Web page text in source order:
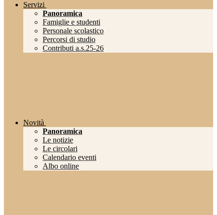
Servizi
Panoramica
Famiglie e studenti
Personale scolastico
Percorsi di studio
Contributi a.s.25-26
Novità
Panoramica
Le notizie
Le circolari
Calendario eventi
Albo online